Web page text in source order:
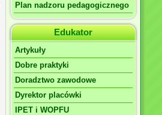
Plan nadzoru pedagogicznego
Edukator
Artykuły
Dobre praktyki
Doradztwo zawodowe
Dyrektor placówki
IPET i WOPFU